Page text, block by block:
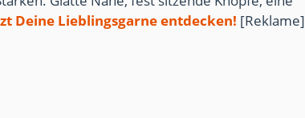
Deine Lieblingsgarne entdecken! [Reklame]